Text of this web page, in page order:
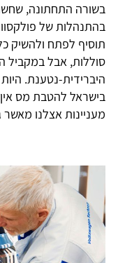
בשורה התחתונה,
בהתנהלות של
תוסיף לפתח ולהשיק
סוללות, אבל במקביל
היברידית-נטענת.
בישראל להטבת מס אין
מעניינות אצלנו מאשר